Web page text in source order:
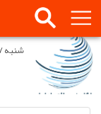
شنبه ۱۷ مرداد ۱۴۰۵ | ۱۲:۰۹:۵۲